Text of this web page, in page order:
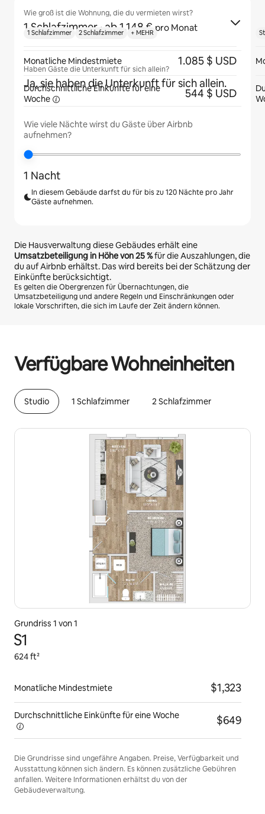
Wie groß ist die Wohnung, die du vermieten wirst?
1 Schlafzimmer · ab 1.148 € pro Monat
Haben Gäste die Unterkunft für sich allein?
Ja, sie haben die Unterkunft für sich allein.
Wie viele Nächte wirst du Gäste über Airbnb
aufnehmen?
1 Nacht
In diesem Gebäude darfst du für bis zu 120 Nächte pro Jahr
Gäste aufnehmen.
Die Hausverwaltung diese Gebäudes erhält eine
Umsatzbeteiligung in Höhe von25 %für die Auszahlungen, die
du auf Airbnb erhältst. Das wird bereits bei der Schätzung der
Einkünfte berücksichtigt.
Es gelten die Obergrenzen für Übernachtungen, die
Umsatzbeteiligung und andere Regeln und Einschränkungen oder
lokale Vorschriften, die sich im Laufe der Zeit ändern können.
Verfügbare Wohneinheiten
Studio 1 Schlafzimmer 2 Schlafzimmer
Grundriss 1 von 1
S1
624 ft²
Monatliche Mindestmiete $1,323
Durchschnittliche Einkünfte für eineWoche $649
Die Grundrisse sind ungefähre Angaben. Preise, Verfügbarkeit und
Ausstattung können sich ändern. Es können zusätzliche Gebühren
anfallen. Weitere Informationen erhältst du von der
Gebäudeverwaltung.
1 Schlafzimmer 2 Schlafzimmer + MEHR
Monatliche Mindestmiete 1.085 $ USD
Durchschnittliche Einkünfte für eine
Woche
544 $ USD